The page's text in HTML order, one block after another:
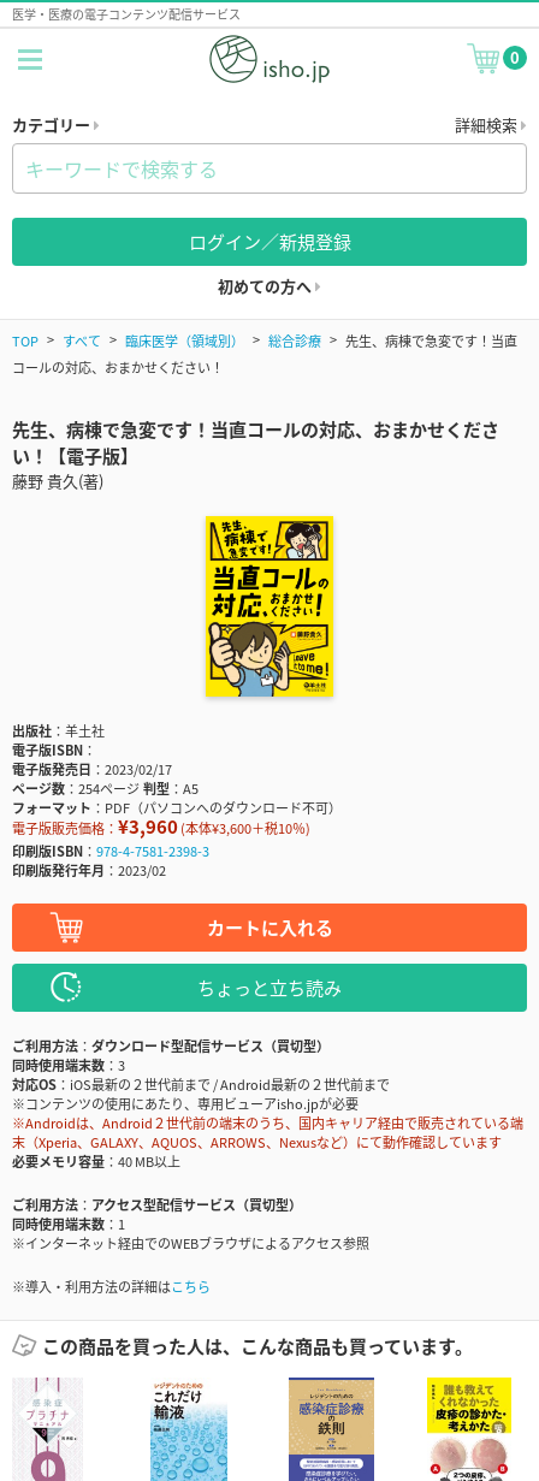
医学・医療の電子コンテンツ配信サービス
0
カテゴリー 詳細検索
ログイン／新規登録
初めての方へ
TOP すべて 臨床医学（領域別） 総合診療
先生、病棟で急変です！当直
コールの対応、おまかせください！
先生、病棟で急変です！当直コールの対応、おまかせくださ
い！【電子版】
藤野 貴久(著)
出版社
羊土社
電子版ISBN
電子版発売日
2023/02/17
ページ数
254ページ判型
A5
フォーマット
PDF（パソコンへのダウンロード不可）
電子版販売価格： ¥3,960(本体¥3,600＋税10％)
印刷版ISBN
978-4-7581-2398-3
印刷版発行年月
2023/02
カートに入れる
ちょっと立ち読み
ご利用方法
ダウンロード型配信サービス（買切型）
同時使用端末数
3
対応OS
iOS最新の２世代前まで / Android最新の２世代前まで
※コンテンツの使用にあたり、専用ビューアisho.jpが必要
※Androidは、Android２世代前の端末のうち、国内キャリア経由で販売されている端
末（Xperia、GALAXY、AQUOS、ARROWS、Nexusなど）にて動作確認しています
必要メモリ容量
40 MB以上
ご利用方法
アクセス型配信サービス（買切型）
同時使用端末数
1
※インターネット経由でのWEBブラウザによるアクセス参照
※導入・利用方法の詳細はこちら
この商品を買った人は、こんな商品も買っています。